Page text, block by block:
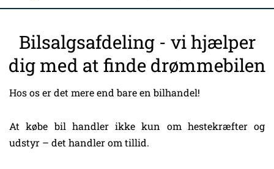
Bilsalgsafdeling - vi hjælper
dig med at finde drømmebilen
Hos os er det mere end bare en bilhandel!
At købe bil handler ikke kun om hestekræfter og
udstyr – det handler om tillid.